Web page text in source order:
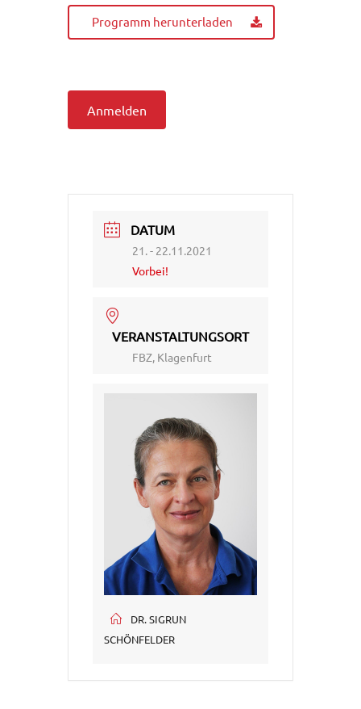
Programm herunterladen
Anmelden
DATUM
21. - 22.11.2021
Vorbei!
VERANSTALTUNGSORT
FBZ, Klagenfurt
DR. SIGRUN
SCHÖNFELDER